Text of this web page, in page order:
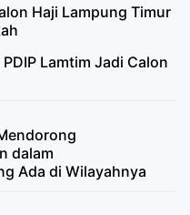
Haji Lampung Timur
Lamtim Jadi Calon
dalam
Ada di Wilayahnya